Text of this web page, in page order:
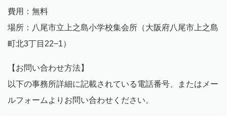
費用：無料
場所：八尾市立上之島小学校集会所（大阪府八尾市上之島
町北3丁目22−1）
【お問い合わせ方法】
以下の事務所詳細に記載されている電話番号、またはメー
ルフォームよりお問い合わせください。